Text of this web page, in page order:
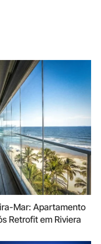
Mar: Apartamento
Retrofit em Riviera